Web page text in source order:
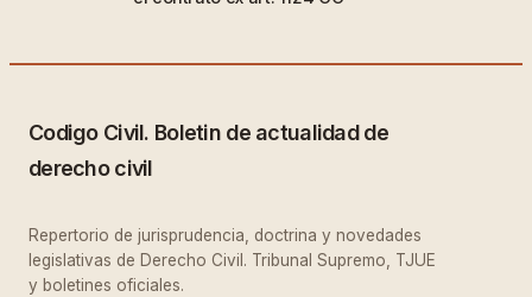
Codigo Civil. Boletin de actualidad de
derecho civil
Repertorio de jurisprudencia, doctrina y novedades
legislativas de Derecho Civil. Tribunal Supremo, TJUE
y boletines oficiales.